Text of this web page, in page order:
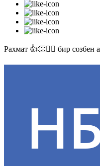
Рахмат 👍👏✊🏻 бир созбен